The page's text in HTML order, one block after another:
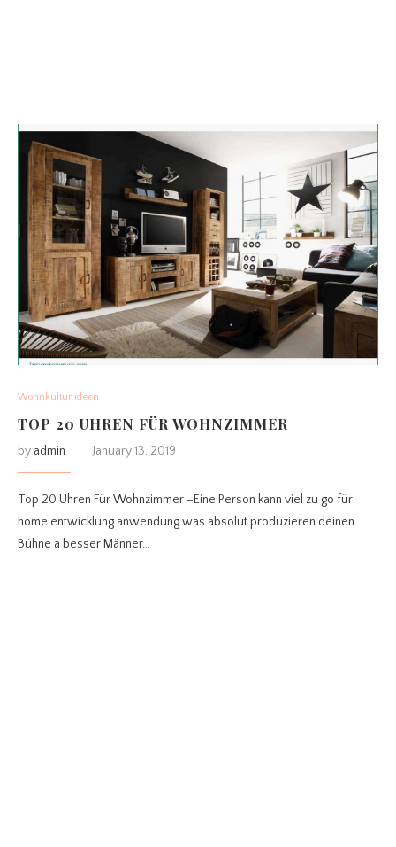
Wohnkultur ideen
TOP 20 UHREN FÜR WOHNZIMMER
by admin January 13, 2019
Top 20 Uhren Für Wohnzimmer –Eine Person kann viel zu go für
home entwicklung anwendung was absolut produzieren deinen
Bühne a besser Männer…